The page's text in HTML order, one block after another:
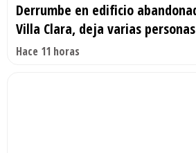
Derrumbe en edificio
Villa Clara, deja varias
Hace 11 horas